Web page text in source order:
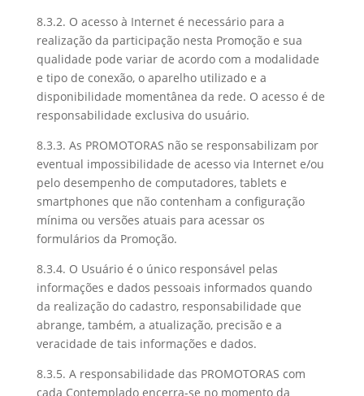
8.3.2. O acesso à Internet é necessário para a
realização da participação nesta Promoção e sua
qualidade pode variar de acordo com a modalidade
e tipo de conexão, o aparelho utilizado e a
disponibilidade momentânea da rede. O acesso é de
responsabilidade exclusiva do usuário.
8.3.3. As PROMOTORAS não se responsabilizam por
eventual impossibilidade de acesso via Internet e/ou
pelo desempenho de computadores, tablets e
smartphones que não contenham a configuração
mínima ou versões atuais para acessar os
formulários da Promoção.
8.3.4. O Usuário é o único responsável pelas
informações e dados pessoais informados quando
da realização do cadastro, responsabilidade que
abrange, também, a atualização, precisão e a
veracidade de tais informações e dados.
8.3.5. A responsabilidade das PROMOTORAS com
cada Contemplado encerra-se no momento da